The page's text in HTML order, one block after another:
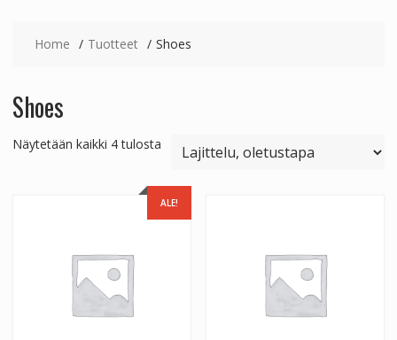
Home Tuotteet Shoes
Shoes
Näytetään kaikki 4 tulosta
ALE!